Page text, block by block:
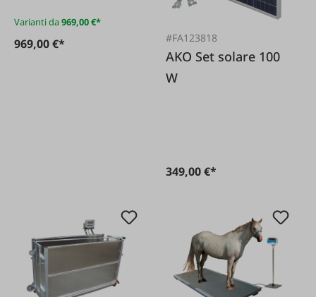
Varianti da969,00 €*
969,00 €* #FA123818
AKO Set solare 100
W
349,00 €*